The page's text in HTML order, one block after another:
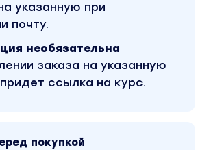
указанную при
почту.
необязательна
заказа на указанную
ссылка на курс.
покупкой